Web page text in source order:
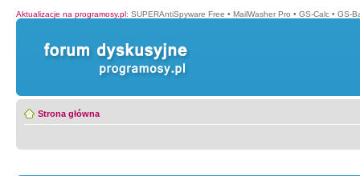
Aktualizacje na programosy.pl: SUPERAntiSpyware Free • MailWasher Pro • GS-Calc • GS-
Strona główna